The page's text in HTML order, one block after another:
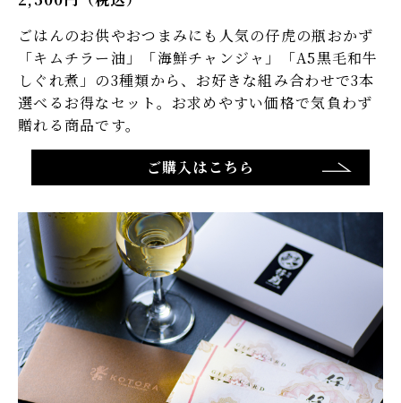
ごはんのお供やおつまみにも人気の仔虎の瓶おかず
「キムチラー油」「海鮮チャンジャ」「A5黒毛和牛
しぐれ煮」の3種類から、お好きな組み合わせで3本
選べるお得なセット。お求めやすい価格で気負わず
贈れる商品です。​
ご購入はこちら